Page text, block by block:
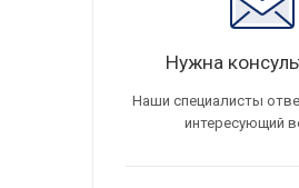
Нужна
Наши специалисты
интересующий